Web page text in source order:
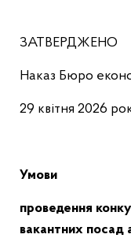
ЗАТВЕРДЖЕНО
Наказ Бюро
29 квітня 2026
Умови
проведення
вакантних посад